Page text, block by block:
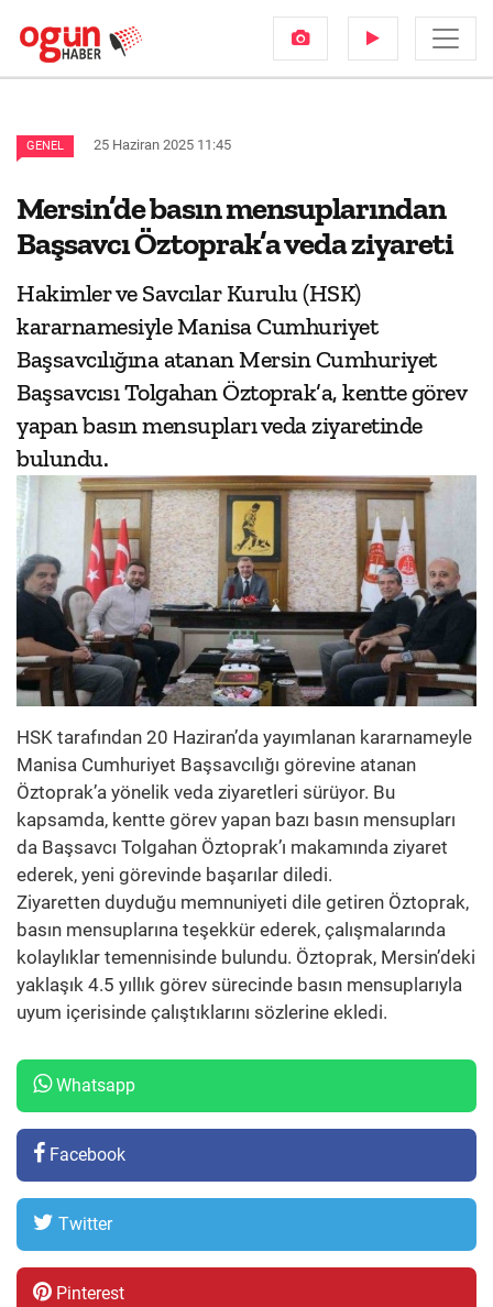
GENEL 25 Haziran 2025 11:45
Mersin’de basın mensuplarından
Başsavcı Öztoprak’a veda ziyareti
Hakimler ve Savcılar Kurulu (HSK)
kararnamesiyle Manisa Cumhuriyet
Başsavcılığına atanan Mersin Cumhuriyet
Başsavcısı Tolgahan Öztoprak’a, kentte görev
yapan basın mensupları veda ziyaretinde
bulundu.
HSK tarafından 20 Haziran’da yayımlanan kararnameyle
Manisa Cumhuriyet Başsavcılığı görevine atanan
Öztoprak’a yönelik veda ziyaretleri sürüyor. Bu
kapsamda, kentte görev yapan bazı basın mensupları
da Başsavcı Tolgahan Öztoprak’ı makamında ziyaret
ederek, yeni görevinde başarılar diledi.
Ziyaretten duyduğu memnuniyeti dile getiren Öztoprak,
basın mensuplarına teşekkür ederek, çalışmalarında
kolaylıklar temennisinde bulundu. Öztoprak, Mersin’deki
yaklaşık 4.5 yıllık görev sürecinde basın mensuplarıyla
uyum içerisinde çalıştıklarını sözlerine ekledi.
Whatsapp
Facebook
Twitter
Pinterest